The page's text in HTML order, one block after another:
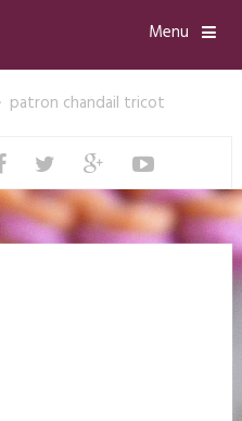
Menu
patron chandail tricot